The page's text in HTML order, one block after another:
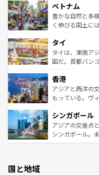
参照してほしい。
容にもいいと評
が味
照してほしい。
き、地方に足を
できる。そして
まで、さまざま
リティに包まれ
覧を参照してほ
ベトナム
豊かな自然と多
く伸びる国土に
急速な発展と共
ーチミン市のフ
醸し出している
とつ。フォーや
ひ現地で味わい
が旅行者を迎え
参照してほしい。
タイ
タイは、東南ア
国だ。首都バン
の活気が交差し
帯で自然と触れ
いビーチでリゾ
激する。気候は
が待っている。
た文化、そして
香港
アジアと西洋の
もっている。ヴ
み、どこを訪れ
ており、効率よ
うな絶景から文
シンガポール
アジアの交差点
シンガポール。
国と地域